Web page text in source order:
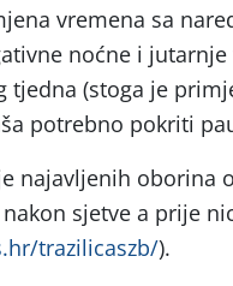
vremena sa
noćne i
tjedna (stoga je
potrebno pokriti
najavljenih oborina
sjetve a prije
trazilicaszb/).